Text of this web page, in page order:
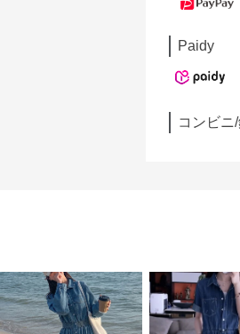
Paidy
コンビニ